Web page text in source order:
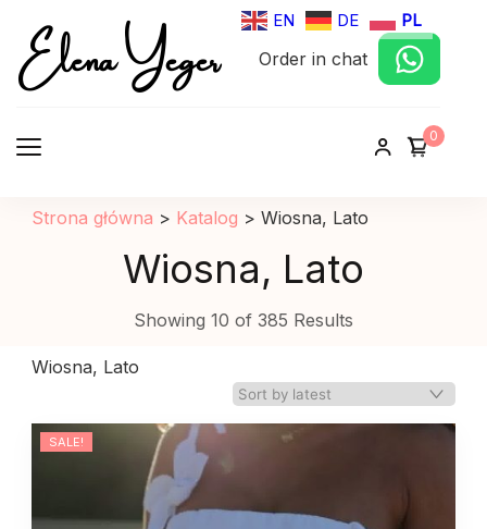
EN DE PL
Elena Yeger
Sklep internetowy odziez damska
Order in chat
0
Strona główna > Katalog > Wiosna, Lato
Wiosna, Lato
Showing 10 of 385 Results
Wiosna, Lato
SALE!